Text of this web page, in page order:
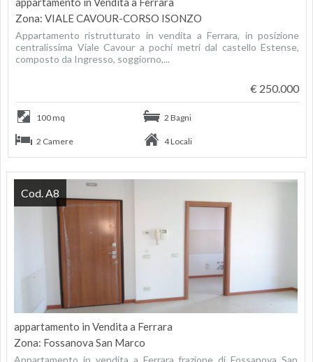
Zona: VIALE CAVOUR-CORSO ISONZO
Appartamento ristrutturato in vendita a Ferrara, in posizione
centralissima Viale Cavour a pochi metri dal castello Estense,
composto da Ingresso, soggiorno,...
€ 250.000
100 mq 2 Bagni
2 Camere 4 Locali
appartamento in Vendita a Ferrara
Zona: Fossanova San Marco
Appartamento in vendita a Ferrara frazione di Fossanova San
Cod. A8